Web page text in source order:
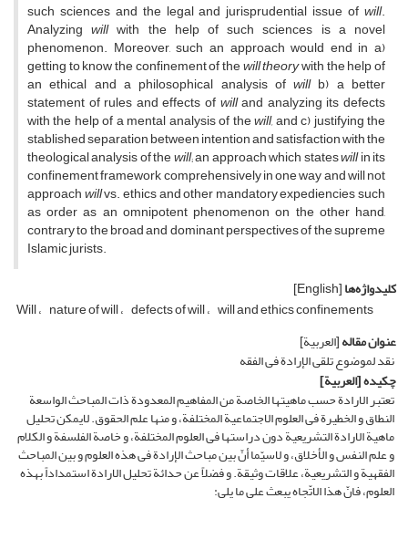
such sciences and the legal and jurisprudential issue of will.
Analyzingwillwith the help of such sciences is a novel
phenomenon. Moreover, such an approach would end in a)
getting to know the confinement of thewilltheorywith the help of
an ethical and a philosophical analysis ofwillb) a better
statement of rules and effects ofwilland analyzing its defects
with the help of a mental analysis of thewill,and c) justifying the
stablished separation between intention and satisfaction with the
theological analysis of thewill; an approach which stateswillin its
confinement framework comprehensively in one way and will not
approachwillvs. ethics and other mandatory expediencies such
as order as an omnipotent phenomenon on the other hand,
contrary to the broad and dominant perspectives of the supreme
Islamic jurists.
کلیدواژه‌ها[English]
Will nature of will defects of will will and ethics confinements
عنوان مقاله[العربیة]
نقد لموضوع تلقی الإرادة فی الفقه
چکیده[العربیة]
تعتبر الارادة حسب ماهیتها الخاصة من المفاهیم المعدودة ذات المباحث الواسعة
النطاق و الخطیرة فی العلوم الاجتماعیة المختلفة، و منها علم الحقوق. لایمکن تحلیل
ماهیة الارادة التشریعیة دون دراستها فی العلوم المختلفة، و خاصة الفلسفة و الکلام
و علم النفس و الأخلاق، و لاسیّما أنّ بین مباحث الإرادة فی هذه العلوم و بین المباحث
الفقهیة و التشریعیة، علاقات وثیقة. و فضلاً عن حدائة تحلیل الارادة استمداداً بهذه
العلوم، فانّ هذا الاتّجاه یبعث على ما یلی: